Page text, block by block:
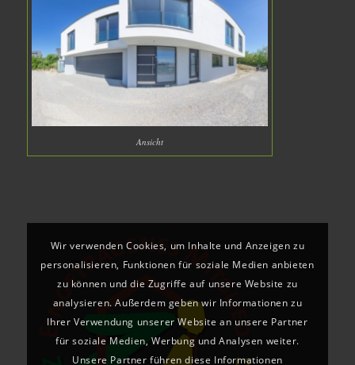
Ansicht
Wir verwenden Cookies, um Inhalte und Anzeigen zu
personalisieren, Funktionen für soziale Medien anbieten
zu können und die Zugriffe auf unsere Website zu
analysieren. Außerdem geben wir Informationen zu
Ihrer Verwendung unserer Website an unsere Partner
für soziale Medien, Werbung und Analysen weiter.
Unsere Partner führen diese Informationen